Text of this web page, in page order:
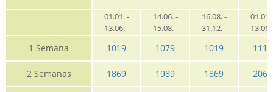
01.01. -
13.06.
14.06. -
15.08.
16.08. -
31.12.
01.01.
1 Semana 1019 1079 1019 1119
2 Semanas 1869 1989 1869 2069